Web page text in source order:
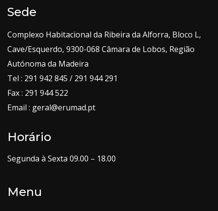
Sede
Complexo Habitacional da Ribeira da Alforra, Bloco L,
Cave/Esquerdo, 9300-068 Câmara de Lobos, Região
Autónoma da Madeira
Tel : 291 942 845 / 291 944 291
Fax : 291 944 522
Email : geral@erumad.pt
Horário
Segunda à Sexta 09.00 – 18.00
Menu